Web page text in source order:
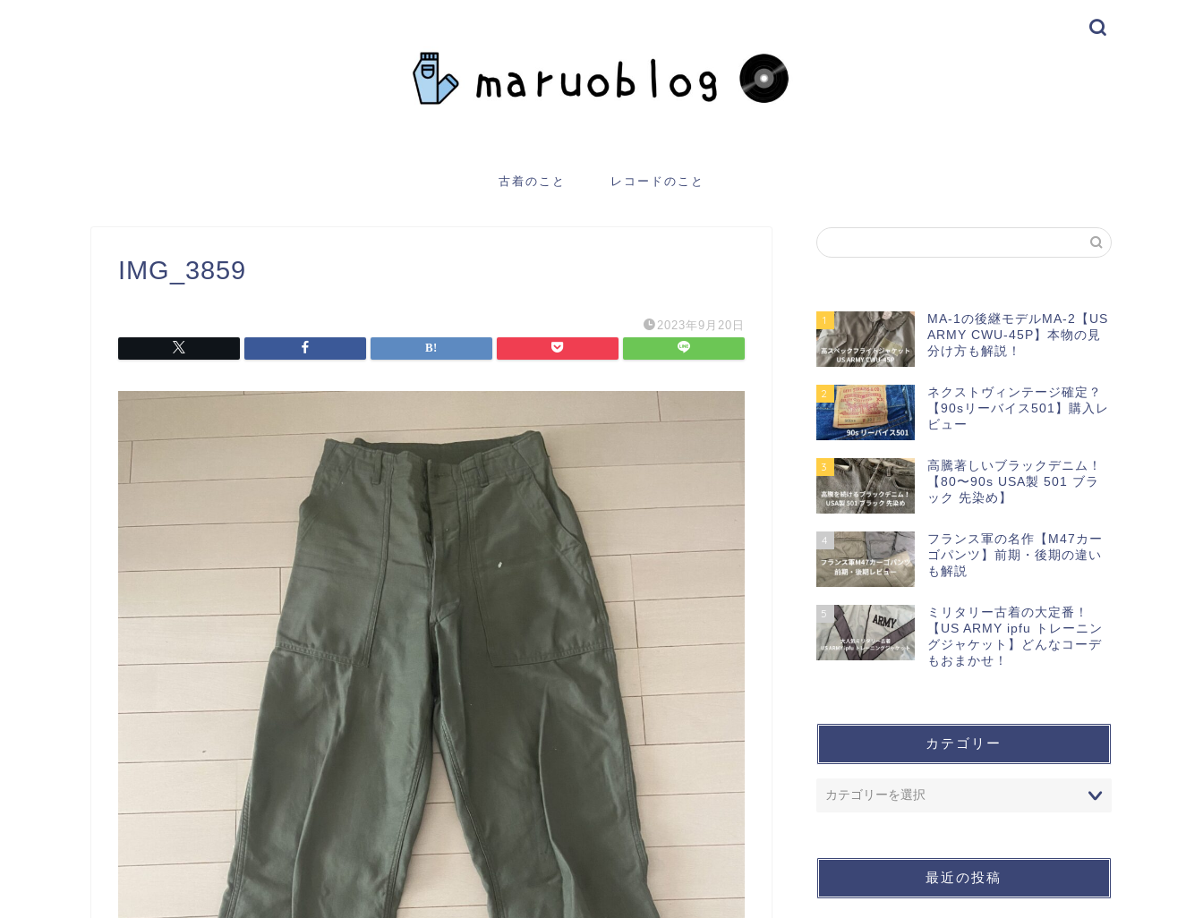
古着のこと レコードのこと
IMG_3859
2023年9月20日 1
MA-1の後継モデルMA-2【US
ARMY CWU-45P】本物の見
分け方も解説！
2
ネクストヴィンテージ確定？
【90sリーバイス501】購入レ
ビュー
3
高騰著しいブラックデニム！
【80〜90s USA製 501 ブラ
ック 先染め】
4
フランス軍の名作【M47カー
ゴパンツ】前期・後期の違い
も解説
5
ミリタリー古着の大定番！
【US ARMY ipfu トレーニン
グジャケット】どんなコーデ
もおまかせ！
カテゴリー
最近の投稿